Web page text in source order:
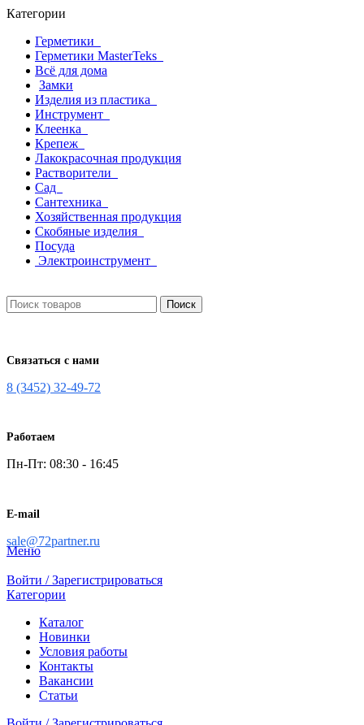
Категории
Герметики
Герметики MasterTeks
Всё для дома
Замки
Изделия из пластика
Инструмент
Клеенка
Крепеж
Лакокрасочная продукция
Растворители
Сад
Сантехника
Хозяйственная продукция
Скобяные изделия
Посуда
Электроинструмент
Поиск
Связаться с нами
8 (3452) 32-49-72
Работаем
Пн-Пт: 08:30 - 16:45
E-mail
sale@72partner.ru
Меню
Войти / Зарегистрироваться
Категории
Каталог
Новинки
Условия работы
Контакты
Вакансии
Статьи